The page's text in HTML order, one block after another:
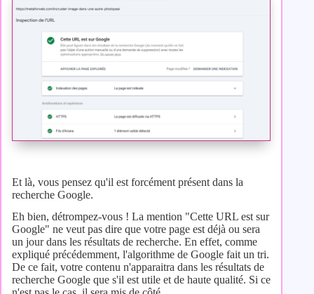
Et là, vous pensez qu'il est forcément présent dans la
recherche Google.
Eh bien, détrompez-vous ! La mention "Cette URL est sur
Google" ne veut pas dire que votre page est déjà ou sera
un jour dans les résultats de recherche. En effet, comme
expliqué précédemment, l'algorithme de Google fait un tri.
De ce fait, votre contenu n'apparaitra dans les résultats de
recherche Google que s'il est utile et de haute qualité. Si ce